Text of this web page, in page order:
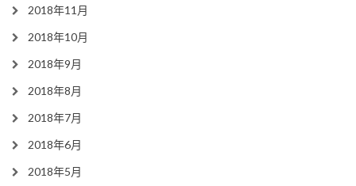
2018年11月
2018年10月
2018年9月
2018年8月
2018年7月
2018年6月
2018年5月